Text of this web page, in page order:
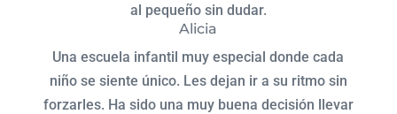
al pequeño sin dudar.
Alicia
Una escuela infantil muy especial donde cada
niño se siente único. Les dejan ir a su ritmo sin
forzarles. Ha sido una muy buena decisión llevar